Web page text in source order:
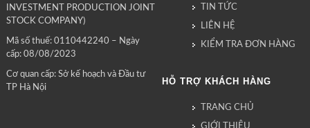
INVESTMENT PRODUCTION JOINT
STOCK COMPANY)
Mã số thuế: 0110442240 – Ngày
cấp: 08/08/2023
Cơ quan cấp: Sở kế hoạch và Đầu tư
TP Hà Nội
TIN TỨC
LIÊN HỆ
KIỂM TRA ĐƠN HÀNG
HỖ TRỢ KHÁCH HÀNG
TRANG CHỦ